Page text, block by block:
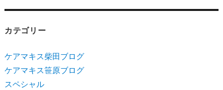
イ
カテゴリー
ケアマキス柴田ブログ
ケアマキス笹原ブログ
スペシャル